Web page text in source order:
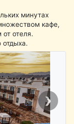
минутах
кафе,
отеля.
❯